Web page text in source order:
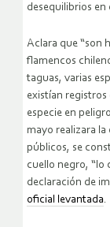
desequilibrios en
Aclara que “son
flamencos
taguas, varias
existían registros
especie en
mayo realizara
públicos, se
cuello negro, “lo
declaración de
oficial levantada.